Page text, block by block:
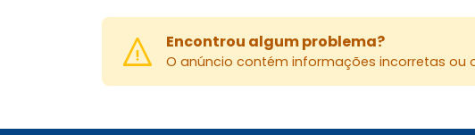
Encontrou algum problema?
O anúncio contém informações incorretas ou